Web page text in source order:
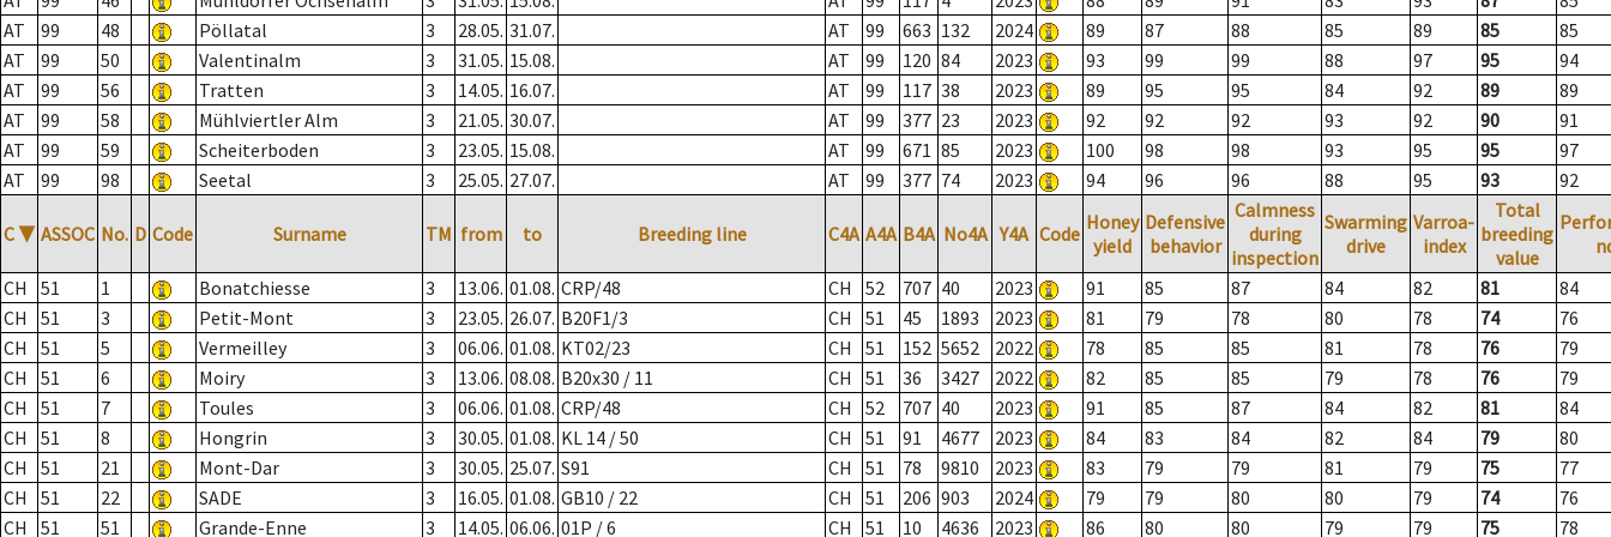
AT
99 48 Pöllatal 3 28.05. 31.07. AT 99 663 132 2024 89 87 88 85 89 85
85
AT
99 50 Valentinalm 3 31.05. 15.08. AT 99 120 84 2023 93 99 99 88 97 95
94
AT
99 56 Tratten 3 14.05. 16.07. AT 99 117 38 2023 89 95 95 84 92 89
89
AT
99 58 Mühlviertler Alm 3 21.05. 30.07. AT 99 377 23 2023 92 92 92 93 92 90
91
AT
99 59 Scheiterboden 3 23.05. 15.08. AT 99 671 85 2023 100 98 98 93 95 95
97
AT
99 98 Seetal 3 25.05. 27.07. AT 99 377 74 2023 94 96 96 88 95 93 92
C ▼ ASSOC No. D Code Surname TM from to Breeding line C4A A4A B4A No4A Y4A Code Honey
yield
Defensive
behavior
Calmness
during
inspection
Swarming
drive
Varroa-
index
Total
breeding
value
CH
51 1 Bonatchiesse 3 13.06. 01.08. CRP/48 CH 52 707 40 2023 91 85 87 84 82 81
84
CH
51 3 Petit-Mont 3 23.05. 26.07. B20F1/3 CH 51 45 1893 2023 81 79 78 80 78 74
76
CH
51 5 Vermeilley 3 06.06. 01.08. KT02/23 CH 51 152 5652 2022 78 85 85 81 78 76
79
CH
51 6 Moiry 3 13.06. 08.08. B20x30 / 11 CH 51 36 3427 2022 82 85 85 79 78 76
79
CH
51 7 Toules 3 06.06. 01.08. CRP/48 CH 52 707 40 2023 91 85 87 84 82 81
84
CH
51 8 Hongrin 3 30.05. 01.08. KL 14 / 50 CH 51 91 4677 2023 84 83 84 82 84 79
80
CH
51 21 Mont-Dar 3 30.05. 25.07. S91 CH 51 78 9810 2023 83 79 79 81 79 75
77
CH
51 22 SADE 3 16.05. 01.08. GB10 / 22 CH 51 206 903 2024 79 79 80 80 79 74
76
CH
51 51 Grande-Enne 3 14.05. 06.06. 01P / 6 CH 51 10 4636 2023 86 80 80 79 79 75 78